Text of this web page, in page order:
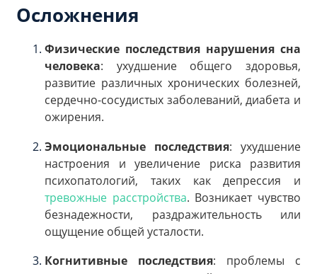
Осложнения
Физические последствия нарушения сна
человека: ухудшение общего здоровья,
развитие различных хронических болезней,
сердечно-сосудистых заболеваний, диабета и
ожирения.
Эмоциональные последствия: ухудшение
настроения и увеличение риска развития
психопатологий, таких как депрессия и
тревожные расстройства. Возникает чувство
безнадежности, раздражительность или
ощущение общей усталости.
Когнитивные последствия: проблемы с